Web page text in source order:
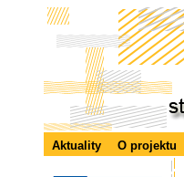
Aktuality O projektu